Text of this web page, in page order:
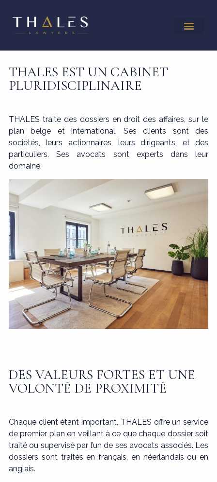
THALES EST UN CABINET
PLURIDISCIPLINAIRE
THALES traite des dossiers en droit des affaires, sur le
plan belge et international. Ses clients sont des
sociétés, leurs actionnaires, leurs dirigeants, et des
particuliers. Ses avocats sont experts dans leur
domaine.
DES VALEURS FORTES ET UNE
VOLONTÉ DE PROXIMITÉ
Chaque client étant important, THALES offre un service
de premier plan en veillant à ce que chaque dossier soit
traité ou supervisé par l’un de ses avocats associés. Les
dossiers sont traités en français, en néerlandais ou en
anglais.